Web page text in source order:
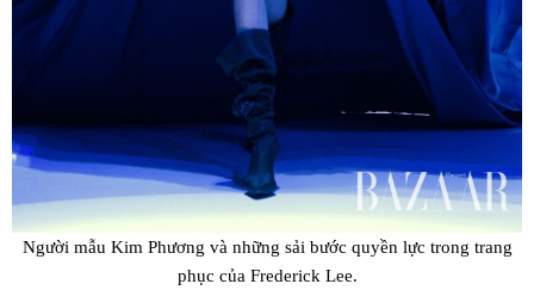
Người mẫu Kim Phương và những sải bước quyền lực trong trang
phục của Frederick Lee.